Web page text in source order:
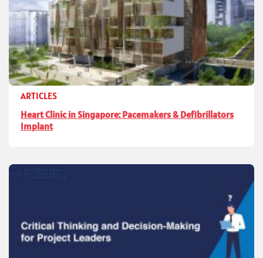
ARTICLES
Heart Clinic in Singapore: Pacemakers & Defibrillators
Implant